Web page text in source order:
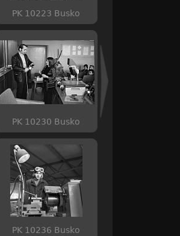
PK 10223 Busko
PK 10230 Busko
PK 10236 Busko